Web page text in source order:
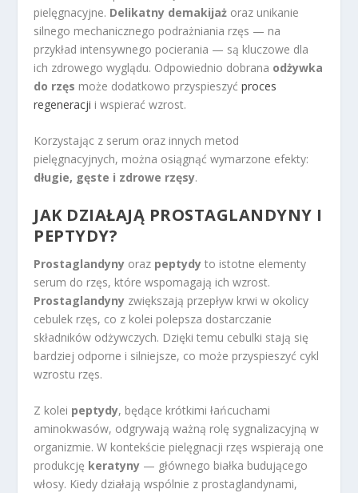
pielęgnacyjne. Delikatny demakijaż oraz unikanie
silnego mechanicznego podrażniania rzęs — na
przykład intensywnego pocierania — są kluczowe dla
ich zdrowego wyglądu. Odpowiednio dobrana odżywka
do rzęs może dodatkowo przyspieszyćproces
regeneracji i wspierać wzrost.
Korzystając z serum oraz innych metod
pielęgnacyjnych, można osiągnąć wymarzone efekty:
długie, gęste i zdrowe rzęsy.
JAK DZIAŁAJĄ PROSTAGLANDYNY I
PEPTYDY?
Prostaglandyny oraz peptydy to istotne elementy
serum do rzęs, które wspomagają ich wzrost.
Prostaglandyny zwiększają przepływ krwi w okolicy
cebulek rzęs, co z kolei polepsza dostarczanie
składników odżywczych. Dzięki temu cebulki stają się
bardziej odporne i silniejsze, co może przyspieszyć cykl
wzrostu rzęs.
Z kolei peptydy, będące krótkimi łańcuchami
aminokwasów, odgrywają ważną rolę sygnalizacyjną w
organizmie. W kontekście pielęgnacji rzęs wspierają one
produkcję keratyny — głównego białka budującego
włosy. Kiedy działają wspólnie z prostaglandynami,